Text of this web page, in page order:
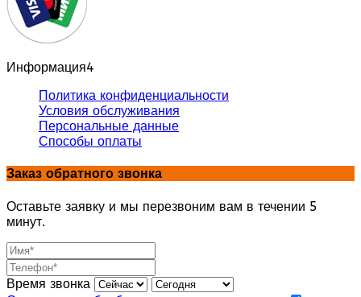
Информация4
Политика конфиденциальности
Условия обслуживания
Персональные данные
Способы оплаты
Заказ обратного звонка
Оставьте заявку и мы перезвоним вам в течении 5
минут.
Время звонка